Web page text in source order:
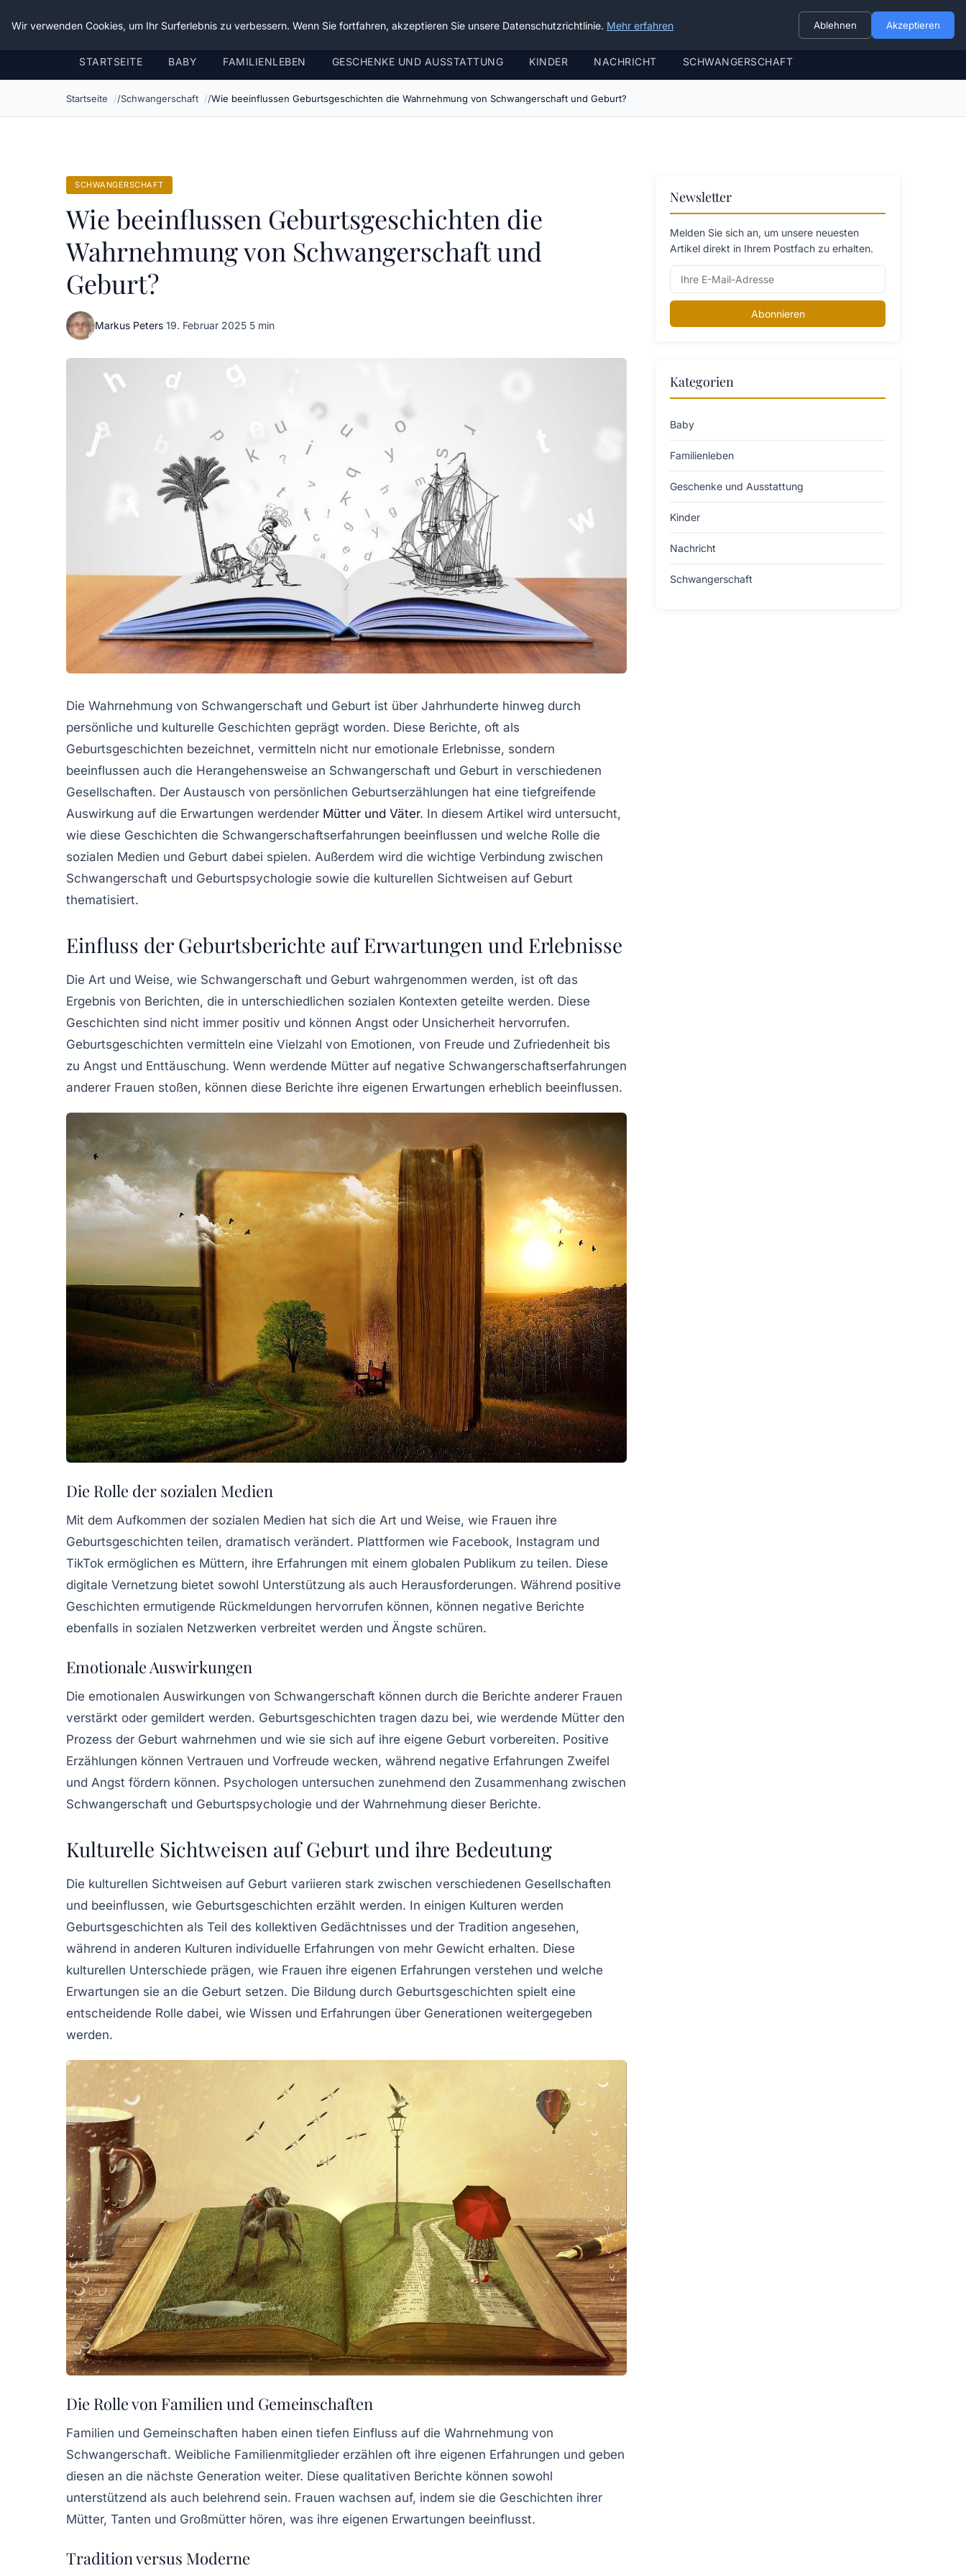
Verflixt-und-aufgetrennt.de
STARTSEITE BABY FAMILIENLEBEN GESCHENKE UND AUSSTATTUNG KINDER NACHRICHT SCHWANGERSCHAFT
Startseite Schwangerschaft Wie beeinflussen Geburtsgeschichten die Wahrnehmung von Schwangerschaft und Geburt?
SCHWANGERSCHAFT
Wie beeinflussen Geburtsgeschichten die
Wahrnehmung von Schwangerschaft und
Geburt?
Markus Peters·19. Februar 2025·5 min
Die Wahrnehmung von Schwangerschaft und Geburt ist über Jahrhunderte hinweg durch
persönliche und kulturelle Geschichten geprägt worden. Diese Berichte, oft als
Geburtsgeschichten bezeichnet, vermitteln nicht nur emotionale Erlebnisse, sondern
beeinflussen auch die Herangehensweise an Schwangerschaft und Geburt in verschiedenen
Gesellschaften. Der Austausch von persönlichen Geburtserzählungen hat eine tiefgreifende
Auswirkung auf die Erwartungen werdender Mütter und Väter. In diesem Artikel wird untersucht,
wie diese Geschichten die Schwangerschaftserfahrungen beeinflussen und welche Rolle die
sozialen Medien und Geburt dabei spielen. Außerdem wird die wichtige Verbindung zwischen
Schwangerschaft und Geburtspsychologie sowie die kulturellen Sichtweisen auf Geburt
thematisiert.
Einfluss der Geburtsberichte auf Erwartungen und Erlebnisse
Die Art und Weise, wie Schwangerschaft und Geburt wahrgenommen werden, ist oft das
Ergebnis von Berichten, die in unterschiedlichen sozialen Kontexten geteilte werden. Diese
Geschichten sind nicht immer positiv und können Angst oder Unsicherheit hervorrufen.
Geburtsgeschichten vermitteln eine Vielzahl von Emotionen, von Freude und Zufriedenheit bis
zu Angst und Enttäuschung. Wenn werdende Mütter auf negative Schwangerschaftserfahrungen
anderer Frauen stoßen, können diese Berichte ihre eigenen Erwartungen erheblich beeinflussen.
Die Rolle der sozialen Medien
Mit dem Aufkommen der sozialen Medien hat sich die Art und Weise, wie Frauen ihre
Geburtsgeschichten teilen, dramatisch verändert. Plattformen wie Facebook, Instagram und
TikTok ermöglichen es Müttern, ihre Erfahrungen mit einem globalen Publikum zu teilen. Diese
digitale Vernetzung bietet sowohl Unterstützung als auch Herausforderungen. Während positive
Geschichten ermutigende Rückmeldungen hervorrufen können, können negative Berichte
ebenfalls in sozialen Netzwerken verbreitet werden und Ängste schüren.
Emotionale Auswirkungen
Die emotionalen Auswirkungen von Schwangerschaft können durch die Berichte anderer Frauen
verstärkt oder gemildert werden. Geburtsgeschichten tragen dazu bei, wie werdende Mütter den
Prozess der Geburt wahrnehmen und wie sie sich auf ihre eigene Geburt vorbereiten. Positive
Erzählungen können Vertrauen und Vorfreude wecken, während negative Erfahrungen Zweifel
und Angst fördern können. Psychologen untersuchen zunehmend den Zusammenhang zwischen
Schwangerschaft und Geburtspsychologie und der Wahrnehmung dieser Berichte.
Kulturelle Sichtweisen auf Geburt und ihre Bedeutung
Die kulturellen Sichtweisen auf Geburt variieren stark zwischen verschiedenen Gesellschaften
und beeinflussen, wie Geburtsgeschichten erzählt werden. In einigen Kulturen werden
Geburtsgeschichten als Teil des kollektiven Gedächtnisses und der Tradition angesehen,
während in anderen Kulturen individuelle Erfahrungen von mehr Gewicht erhalten. Diese
kulturellen Unterschiede prägen, wie Frauen ihre eigenen Erfahrungen verstehen und welche
Erwartungen sie an die Geburt setzen. Die Bildung durch Geburtsgeschichten spielt eine
entscheidende Rolle dabei, wie Wissen und Erfahrungen über Generationen weitergegeben
werden.
Die Rolle von Familien und Gemeinschaften
Familien und Gemeinschaften haben einen tiefen Einfluss auf die Wahrnehmung von
Schwangerschaft. Weibliche Familienmitglieder erzählen oft ihre eigenen Erfahrungen und geben
diesen an die nächste Generation weiter. Diese qualitativen Berichte können sowohl
unterstützend als auch belehrend sein. Frauen wachsen auf, indem sie die Geschichten ihrer
Mütter, Tanten und Großmütter hören, was ihre eigenen Erwartungen beeinflusst.
Tradition versus Moderne
Newsletter
Melden Sie sich an, um unsere neuesten
Artikel direkt in Ihrem Postfach zu erhalten.
Abonnieren
Kategorien
Baby
Familienleben
Geschenke und Ausstattung
Kinder
Nachricht
Schwangerschaft
Wir verwenden Cookies, um Ihr Surferlebnis zu verbessern. Wenn Sie fortfahren, akzeptieren Sie unsere Datenschutzrichtlinie. Mehr erfahren Ablehnen Akzeptieren